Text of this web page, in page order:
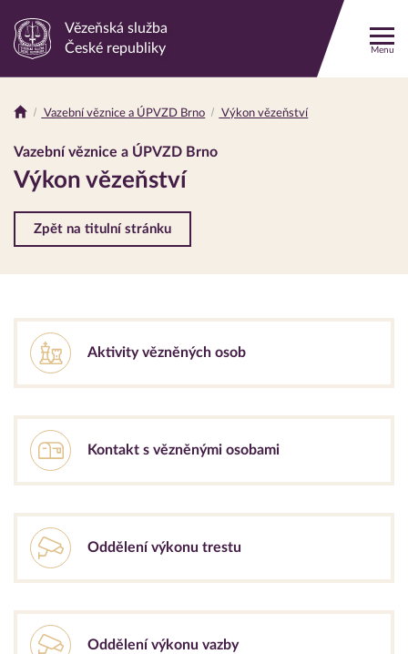
Odkaz
stránku
Vězeňská služba
České republiky
Menu
Drobečková
navigace
Vazební věznice a ÚPVZD Brno Výkon vězeňství
Vazební věznice a ÚPVZD Brno
Výkon vězeňství
Zpět na titulní stránku
Aktivity vězněných osob
Kontakt s vězněnými osobami
Oddělení výkonu trestu
Oddělení výkonu vazby